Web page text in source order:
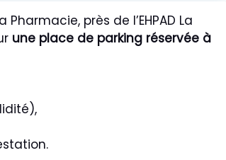
près de l’EHPAD La
une place de parking réservée à